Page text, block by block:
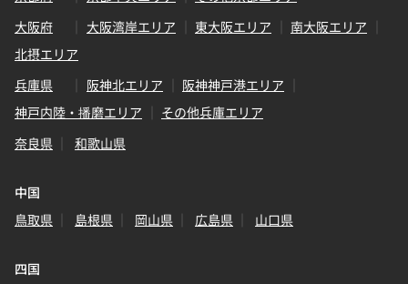
大阪府
大阪湾岸エリア 東大阪エリア
南大阪エリア
北摂エリア
兵庫県
阪神北エリア
阪神神戸港エリア
神戸内陸・播磨エリア
その他兵庫エリア
奈良県
和歌山県
中国
鳥取県
島根県 岡山県 広島県 山口県
四国